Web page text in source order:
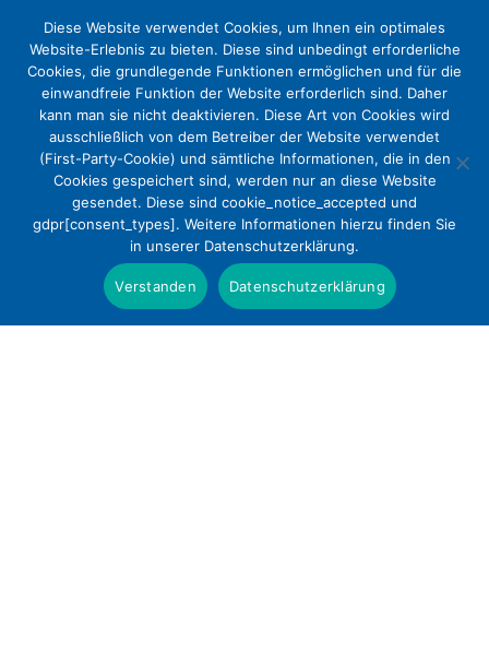
DEKV begrüßt die
Zustimmungslösung bei der
Organspende
Presse
Diese Website verwendet Cookies, um Ihnen ein optimales
Website-Erlebnis zu bieten. Diese sind unbedingt erforderliche
Cookies, die grundlegende Funktionen ermöglichen und für die
einwandfreie Funktion der Website erforderlich sind. Daher
kann man sie nicht deaktivieren. Diese Art von Cookies wird
ausschließlich von dem Betreiber der Website verwendet
(First-Party-Cookie) und sämtliche Informationen, die in den
Cookies gespeichert sind, werden nur an diese Website
gesendet. Diese sind cookie_notice_accepted und
gdpr[consent_types]. Weitere Informationen hierzu finden Sie
in unserer Datenschutzerklärung.
Verstanden Datenschutzerklärung